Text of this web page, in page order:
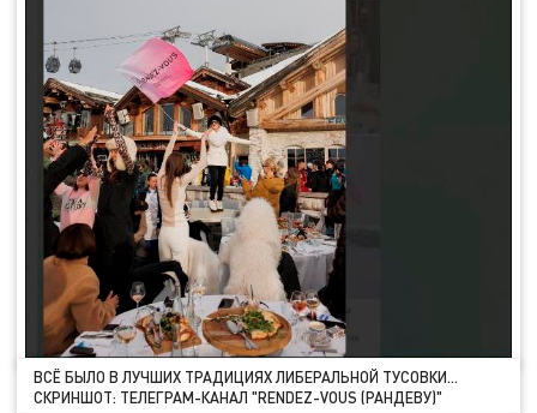
ВСЁ БЫЛО В ЛУЧШИХ ТРАДИЦИЯХ ЛИБЕРАЛЬНОЙ ТУСОВКИ…
СКРИНШОТ: ТЕЛЕГРАМ-КАНАЛ "RENDEZ-VOUS (РАНДЕВУ)"